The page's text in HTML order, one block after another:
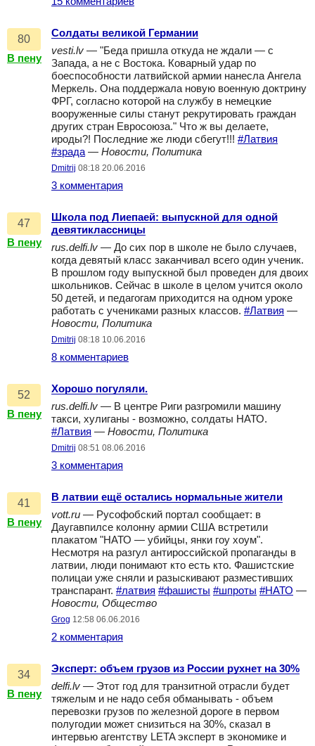
80
В пену
Солдаты великой Германии
vesti.lv — "Беда пришла откуда не ждали — с
Запада, а не с Востока. Коварный удар по
боеспособности латвийской армии нанесла Ангела
Меркель. Она поддержала новую военную доктрину
ФРГ, согласно которой на службу в немецкие
вооруженные силы станут рекрутировать граждан
других стран Евросоюза." Что ж вы делаете,
ироды?! Последние же люди сбегут!!! #Латвия
#зрада — Новости, Политика
Dmitrij 08:18 20.06.2016
3 комментария
47
В пену
Школа под Лиепаей: выпускной для одной
девятиклассницы
rus.delfi.lv — До сих пор в школе не было случаев,
когда девятый класс заканчивал всего один ученик.
В прошлом году выпускной был проведен для двоих
школьников. Сейчас в школе в целом учится около
50 детей, и педагогам приходится на одном уроке
работать с учениками разных классов. #Латвия —
Новости, Политика
Dmitrij 08:18 10.06.2016
8 комментариев
52
В пену
Хорошо погуляли.
rus.delfi.lv — В центре Риги разгромили машину
такси, хулиганы - возможно, солдаты НАТО.
#Латвия — Новости, Политика
Dmitrij 08:51 08.06.2016
3 комментария
41
В пену
В латвии ещё остались нормальные жители
vott.ru — Русофобский портал сообщает: в
Даугавпилсе колонну армии США встретили
плакатом "НАТО — убийцы, янки гоу хоум".
Несмотря на разгул антироссийской пропаганды в
латвии, люди понимают кто есть кто. Фашистские
полицаи уже сняли и разыскивают разместивших
транспарант. #латвия #фашисты #шпроты #НАТО —
Новости, Общество
Grog 12:58 06.06.2016
2 комментария
34
В пену
Эксперт: объем грузов из России рухнет на 30%
delfi.lv — Этот год для транзитной отрасли будет
тяжелым и не надо себя обманывать - объем
перевозки грузов по железной дороге в первом
полугодии может снизиться на 30%, сказал в
интервью агентству LETA эксперт в экономике и